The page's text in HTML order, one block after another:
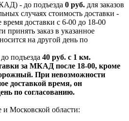
- до подъезда 0 руб. для заказов
случаях стоимость доставки -
время доставки с 6-00 до 18-00
принять заказ в указанное
на другой день по
подъезда 40 руб. с 1 км.
за МКАД после 18-00, кроме
При невозможности
доставкой время, он
по согласованию.
Московской области: